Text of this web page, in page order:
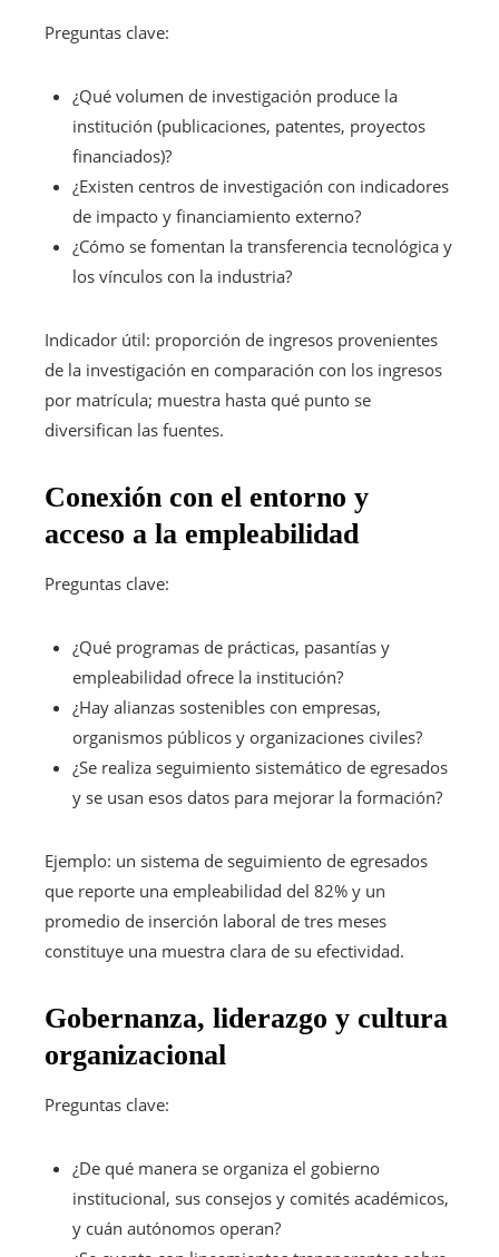
Preguntas clave:
¿Qué volumen de investigación produce la
institución (publicaciones, patentes, proyectos
financiados)?
¿Existen centros de investigación con indicadores
de impacto y financiamiento externo?
¿Cómo se fomentan la transferencia tecnológica y
los vínculos con la industria?
Indicador útil: proporción de ingresos provenientes
de la investigación en comparación con los ingresos
por matrícula; muestra hasta qué punto se
diversifican las fuentes.
Conexión con el entorno y
acceso a la empleabilidad
Preguntas clave:
¿Qué programas de prácticas, pasantías y
empleabilidad ofrece la institución?
¿Hay alianzas sostenibles con empresas,
organismos públicos y organizaciones civiles?
¿Se realiza seguimiento sistemático de egresados
y se usan esos datos para mejorar la formación?
Ejemplo: un sistema de seguimiento de egresados
que reporte una empleabilidad del 82% y un
promedio de inserción laboral de tres meses
constituye una muestra clara de su efectividad.
Gobernanza, liderazgo y cultura
organizacional
Preguntas clave:
¿De qué manera se organiza el gobierno
institucional, sus consejos y comités académicos,
y cuán autónomos operan?